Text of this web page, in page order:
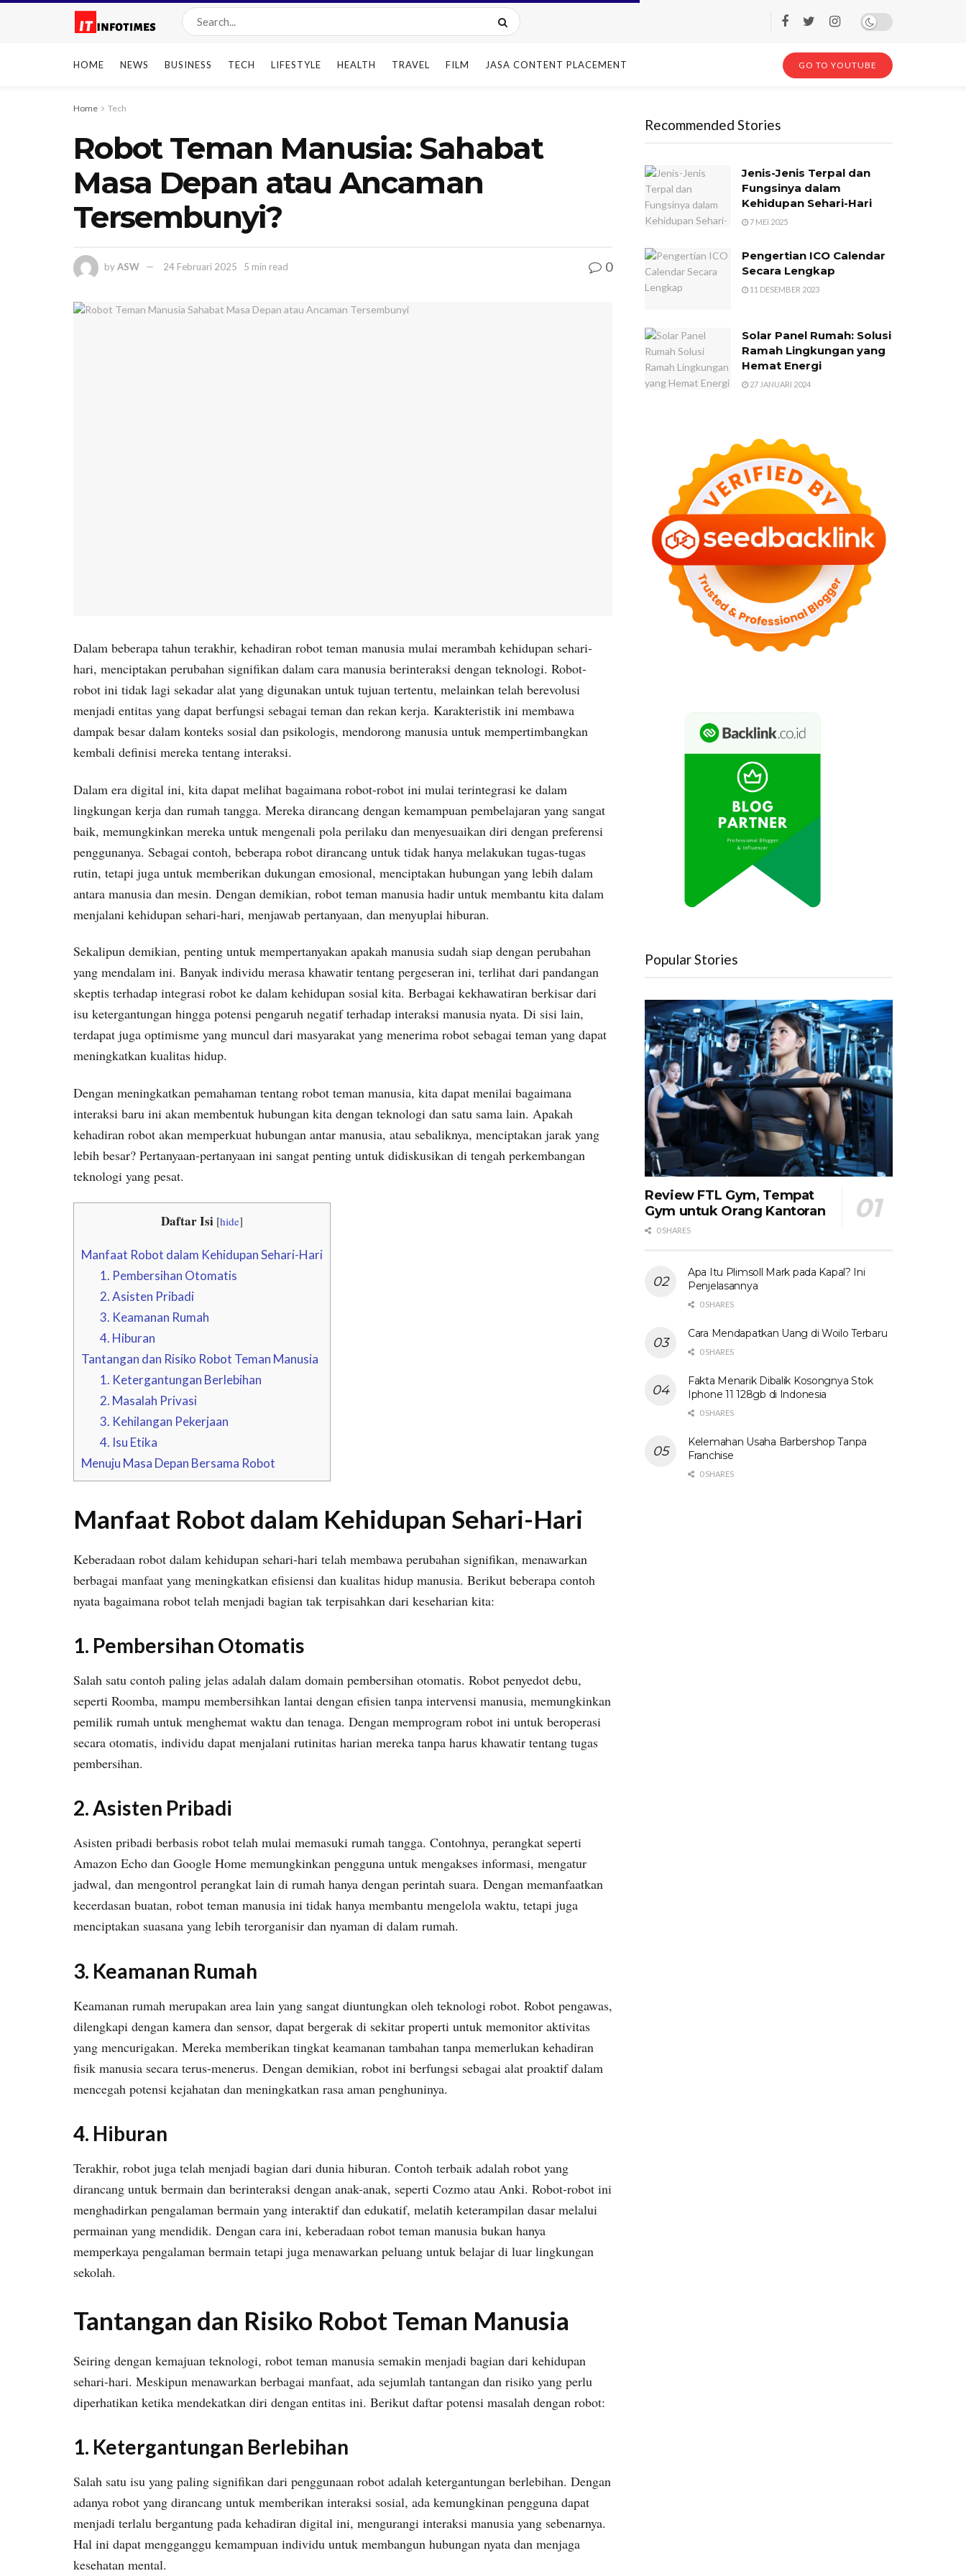
HOME NEWS BUSINESS TECH LIFESTYLE HEALTH TRAVEL FILM JASA CONTENT PLACEMENT GO TO YOUTUBE
Home Tech
Robot Teman Manusia: Sahabat
Masa Depan atau Ancaman
Tersembunyi?
byASW 24 Februari 2025 5 min read 0
Dalam beberapa tahun terakhir, kehadiran robot teman manusia mulai merambah kehidupan sehari-
hari, menciptakan perubahan signifikan dalam cara manusia berinteraksi dengan teknologi. Robot-
robot ini tidak lagi sekadar alat yang digunakan untuk tujuan tertentu, melainkan telah berevolusi
menjadi entitas yang dapat berfungsi sebagai teman dan rekan kerja. Karakteristik ini membawa
dampak besar dalam konteks sosial dan psikologis, mendorong manusia untuk mempertimbangkan
kembali definisi mereka tentang interaksi.
Dalam era digital ini, kita dapat melihat bagaimana robot-robot ini mulai terintegrasi ke dalam
lingkungan kerja dan rumah tangga. Mereka dirancang dengan kemampuan pembelajaran yang sangat
baik, memungkinkan mereka untuk mengenali pola perilaku dan menyesuaikan diri dengan preferensi
penggunanya. Sebagai contoh, beberapa robot dirancang untuk tidak hanya melakukan tugas-tugas
rutin, tetapi juga untuk memberikan dukungan emosional, menciptakan hubungan yang lebih dalam
antara manusia dan mesin. Dengan demikian, robot teman manusia hadir untuk membantu kita dalam
menjalani kehidupan sehari-hari, menjawab pertanyaan, dan menyuplai hiburan.
Sekalipun demikian, penting untuk mempertanyakan apakah manusia sudah siap dengan perubahan
yang mendalam ini. Banyak individu merasa khawatir tentang pergeseran ini, terlihat dari pandangan
skeptis terhadap integrasi robot ke dalam kehidupan sosial kita. Berbagai kekhawatiran berkisar dari
isu ketergantungan hingga potensi pengaruh negatif terhadap interaksi manusia nyata. Di sisi lain,
terdapat juga optimisme yang muncul dari masyarakat yang menerima robot sebagai teman yang dapat
meningkatkan kualitas hidup.
Dengan meningkatkan pemahaman tentang robot teman manusia, kita dapat menilai bagaimana
interaksi baru ini akan membentuk hubungan kita dengan teknologi dan satu sama lain. Apakah
kehadiran robot akan memperkuat hubungan antar manusia, atau sebaliknya, menciptakan jarak yang
lebih besar? Pertanyaan-pertanyaan ini sangat penting untuk didiskusikan di tengah perkembangan
teknologi yang pesat.
Daftar Isi [hide]
Manfaat Robot dalam Kehidupan Sehari-Hari
1. Pembersihan Otomatis
2. Asisten Pribadi
3. Keamanan Rumah
4. Hiburan
Tantangan dan Risiko Robot Teman Manusia
1. Ketergantungan Berlebihan
2. Masalah Privasi
3. Kehilangan Pekerjaan
4. Isu Etika
Menuju Masa Depan Bersama Robot
Manfaat Robot dalam Kehidupan Sehari-Hari
Keberadaan robot dalam kehidupan sehari-hari telah membawa perubahan signifikan, menawarkan
berbagai manfaat yang meningkatkan efisiensi dan kualitas hidup manusia. Berikut beberapa contoh
nyata bagaimana robot telah menjadi bagian tak terpisahkan dari keseharian kita:
1. Pembersihan Otomatis
Salah satu contoh paling jelas adalah dalam domain pembersihan otomatis. Robot penyedot debu,
seperti Roomba, mampu membersihkan lantai dengan efisien tanpa intervensi manusia, memungkinkan
pemilik rumah untuk menghemat waktu dan tenaga. Dengan memprogram robot ini untuk beroperasi
secara otomatis, individu dapat menjalani rutinitas harian mereka tanpa harus khawatir tentang tugas
pembersihan.
2.Asisten Pribadi
Asisten pribadi berbasis robot telah mulai memasuki rumah tangga. Contohnya, perangkat seperti
Amazon Echo dan Google Home memungkinkan pengguna untuk mengakses informasi, mengatur
jadwal, dan mengontrol perangkat lain di rumah hanya dengan perintah suara. Dengan memanfaatkan
kecerdasan buatan, robot teman manusia ini tidak hanya membantu mengelola waktu, tetapi juga
menciptakan suasana yang lebih terorganisir dan nyaman di dalam rumah.
3. Keamanan Rumah
Keamanan rumah merupakan area lain yang sangat diuntungkan oleh teknologi robot. Robot pengawas,
dilengkapi dengan kamera dan sensor, dapat bergerak di sekitar properti untuk memonitor aktivitas
yang mencurigakan. Mereka memberikan tingkat keamanan tambahan tanpa memerlukan kehadiran
fisik manusia secara terus-menerus. Dengan demikian, robot ini berfungsi sebagai alat proaktif dalam
mencegah potensi kejahatan dan meningkatkan rasa aman penghuninya.
4. Hiburan
Terakhir, robot juga telah menjadi bagian dari dunia hiburan. Contoh terbaik adalah robot yang
dirancang untuk bermain dan berinteraksi dengan anak-anak, seperti Cozmo atau Anki. Robot-robot ini
menghadirkan pengalaman bermain yang interaktif dan edukatif, melatih keterampilan dasar melalui
permainan yang mendidik. Dengan cara ini, keberadaan robot teman manusia bukan hanya
memperkaya pengalaman bermain tetapi juga menawarkan peluang untuk belajar di luar lingkungan
sekolah.
Tantangan dan Risiko Robot Teman Manusia
Seiring dengan kemajuan teknologi, robot teman manusia semakin menjadi bagian dari kehidupan
sehari-hari. Meskipun menawarkan berbagai manfaat, ada sejumlah tantangan dan risiko yang perlu
diperhatikan ketika mendekatkan diri dengan entitas ini. Berikut daftar potensi masalah dengan robot:
1. Ketergantungan Berlebihan
Salah satu isu yang paling signifikan dari penggunaan robot adalah ketergantungan berlebihan. Dengan
adanya robot yang dirancang untuk memberikan interaksi sosial, ada kemungkinan pengguna dapat
menjadi terlalu bergantung pada kehadiran digital ini, mengurangi interaksi manusia yang sebenarnya.
Hal ini dapat mengganggu kemampuan individu untuk membangun hubungan nyata dan menjaga
kesehatan mental.
Recommended Stories
Jenis-Jenis Terpal dan
Fungsinya dalam
Kehidupan Sehari-Hari
7 MEI 2025
Pengertian ICO Calendar
Secara Lengkap
11 DESEMBER 2023
Solar Panel Rumah: Solusi
Ramah Lingkungan yang
Hemat Energi
27 JANUARI 2024
Popular Stories
Review FTL Gym, Tempat
Gym untuk Orang Kantoran
0 SHARES
Apa Itu Plimsoll Mark pada Kapal? Ini
Penjelasannya
0 SHARES
Cara Mendapatkan Uang di Woilo Terbaru
0 SHARES
Fakta Menarik Dibalik Kosongnya Stok
Iphone 11 128gb di Indonesia
0 SHARES
Kelemahan Usaha Barbershop Tanpa
Franchise
0 SHARES